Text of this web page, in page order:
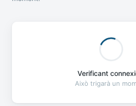
Verificant
Això trigarà un